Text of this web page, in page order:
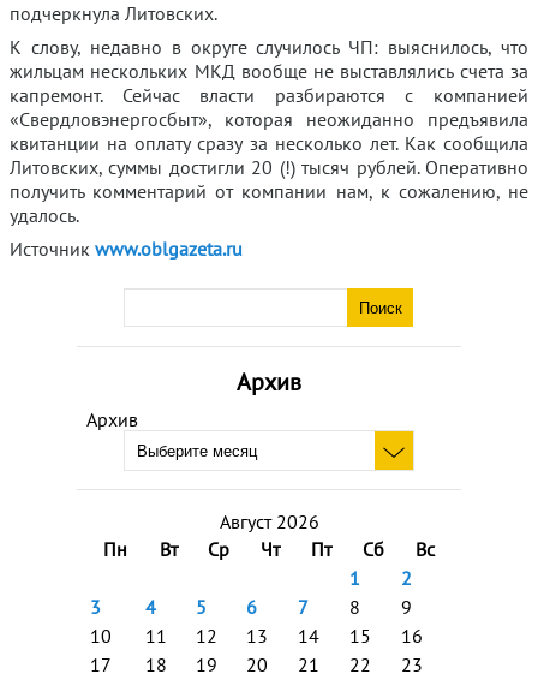
Архив
Архив
Август 2026
Пн
Вт Ср Чт Пт Сб
Вс
1
2
3
4 5 6 7 8
9
10
11 12 13 14 15
16
17
18 19 20 21 22
23
подчеркнула Литовских.
К слову, недавно в округе случилось ЧП: выяснилось, что
жильцам нескольких МКД вообще не выставлялись счета за
капремонт. Сейчас власти разбираются с компанией
«Свердловэнергосбыт», которая неожиданно предъявила
квитанции на оплату сразу за несколько лет. Как сообщила
Литовских, суммы достигли 20 (!) тысяч рублей. Оперативно
получить комментарий от компании нам, к сожалению, не
удалось.
Источник www.oblgazeta.ru